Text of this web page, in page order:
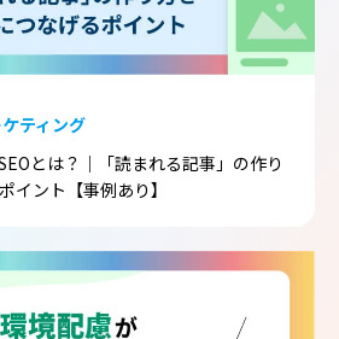
ティング
とは？｜「読まれる記事」の作り
イント【事例あり】